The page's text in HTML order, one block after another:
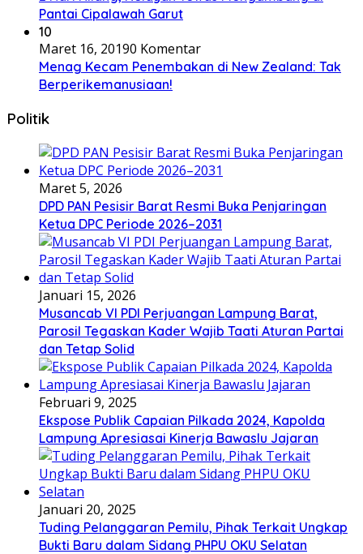
Pantai Cipalawah Garut
10
Maret 16, 20190 Komentar
Menag Kecam Penembakan di New Zealand: Tak
Berperikemanusiaan!
Politik
Maret 5, 2026
DPD PAN Pesisir Barat Resmi Buka Penjaringan
Ketua DPC Periode 2026–2031
Januari 15, 2026
Musancab VI PDI Perjuangan Lampung Barat,
Parosil Tegaskan Kader Wajib Taati Aturan Partai
dan Tetap Solid
Februari 9, 2025
Ekspose Publik Capaian Pilkada 2024, Kapolda
Lampung Apresiasai Kinerja Bawaslu Jajaran
Januari 20, 2025
Tuding Pelanggaran Pemilu, Pihak Terkait Ungkap
Bukti Baru dalam Sidang PHPU OKU Selatan